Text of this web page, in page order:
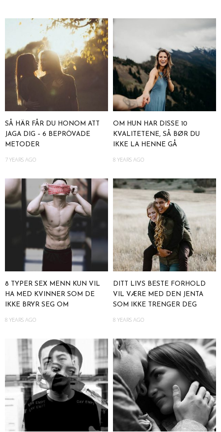
SÅ HÄR FÅR DU HONOM ATT
JAGA DIG – 6 BEPRÖVADE
METODER
7 YEARS AGO
OM HUN HAR DISSE 10
KVALITETENE, SÅ BØR DU
IKKE LA HENNE GÅ
8 YEARS AGO
8 TYPER SEX MENN KUN VIL
HA MED KVINNER SOM DE
IKKE BRYR SEG OM
8 YEARS AGO
DITT LIVS BESTE FORHOLD
VIL VÆRE MED DEN JENTA
SOM IKKE TRENGER DEG
8 YEARS AGO